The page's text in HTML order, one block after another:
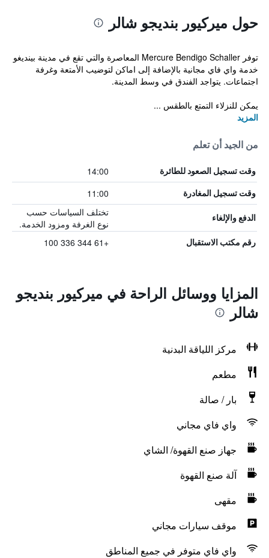
حول ميركيور بنديجو شالر
توفر Mercure Bendigo Schaller المعاصرة والتي تقع في مدينة بينديغو
خدمة واي فاي مجانية بالإضافة إلى اماكن لتوضيب الأمتعة وغرفة
اجتماعات. يتواجد الفندق في وسط المدينة.
يمكن للنزلاء التمتع بالطقس ...
المزيد
من الجيد أن تعلم
وقت تسجيل الصعود للطائرة 14:00
وقت تسجيل المغادرة 11:00
الدفع والإلغاء
تختلف السياسات حسب
نوع الغرفة ومزود الخدمة.
رقم مكتب الاستقبال +61 344 336 100
المزايا ووسائل الراحة في ميركيور بنديجو
شالر
مركز اللياقة البدنية
مطعم
بار / صالة
واي فاي مجاني
جهاز صنع القهوة/ الشاي
آلة صنع القهوة
مقهى
موقف سيارات مجاني
واي فاي متوفر في جميع المناطق